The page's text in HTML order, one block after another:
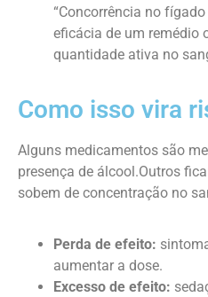
“Concorrência no
eficácia de um remédio
quantidade ativa no
Como isso vira
Alguns medicamentos são
presença de álcool.Outros
sobem de concentração no
Perda de efeito:
aumentar a dose.
Excesso de efeito: